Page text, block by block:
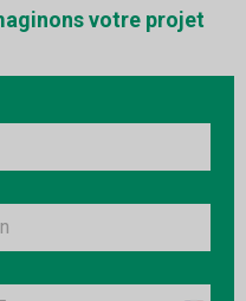
votre projet